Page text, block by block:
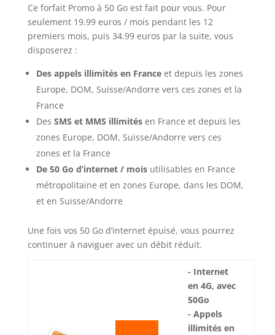
Ce forfait Promo à 50 Go est fait pour vous. Pour
seulement 19.99 euros / mois pendant les 12
premiers mois, puis 34.99 euros par la suite, vous
disposerez :
Des appels illimités en Franceet depuis les zones
Europe, DOM, Suisse/Andorre vers ces zones et la
France
Des SMS et MMS illimitésen France et depuis les
zones Europe, DOM, Suisse/Andorre vers ces
zones et la France
De 50 Go d’internet / moisutilisables en France
métropolitaine et en zones Europe, dans les DOM,
et en Suisse/Andorre
Une fois vos 50 Go d’internet épuisé, vous pourrez
continuer à naviguer avec un débit réduit.
- Internet
en 4G, avec
50Go
- Appels
illimités en